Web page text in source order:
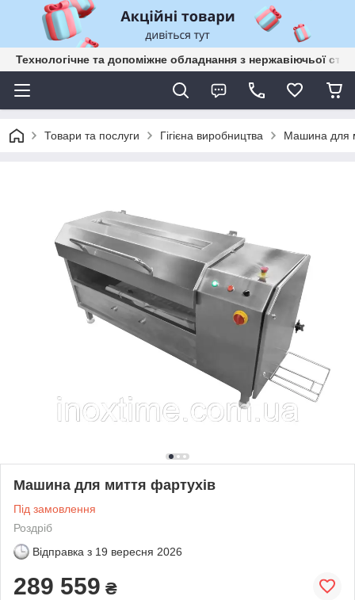
Технологічне та допоміжне обладнання з нержавіючьої
Товари та послуги Гігієна виробництва Машина для
Машина для миття фартухів
Під замовлення
Роздріб
Відправка з 19 вересня 2026
289 559 ₴